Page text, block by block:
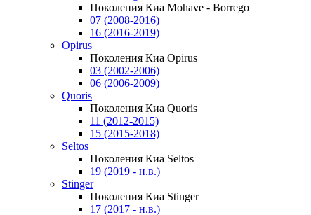
Поколения Киа Mohave - Borrego
07 (2008-2016)
16 (2016-2019)
Opirus
Поколения Киа Opirus
03 (2002-2006)
06 (2006-2009)
Quoris
Поколения Киа Quoris
11 (2012-2015)
15 (2015-2018)
Seltos
Поколения Киа Seltos
19 (2019 - н.в.)
Stinger
Поколения Киа Stinger
17 (2017 - н.в.)